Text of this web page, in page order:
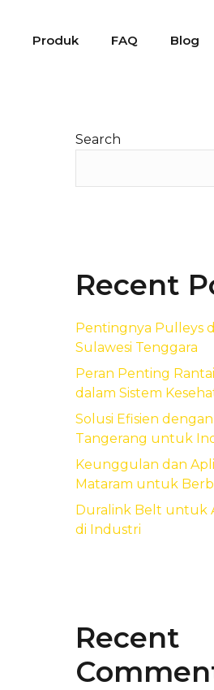
Produk FAQ Blog
Search
Recent
Pentingnya Pulleys
Sulawesi Tenggara
Peran Penting
dalam Sistem
Solusi Efisien
Tangerang untuk
Keunggulan dan
Mataram untuk
Duralink Belt untuk
di Industri
Recent